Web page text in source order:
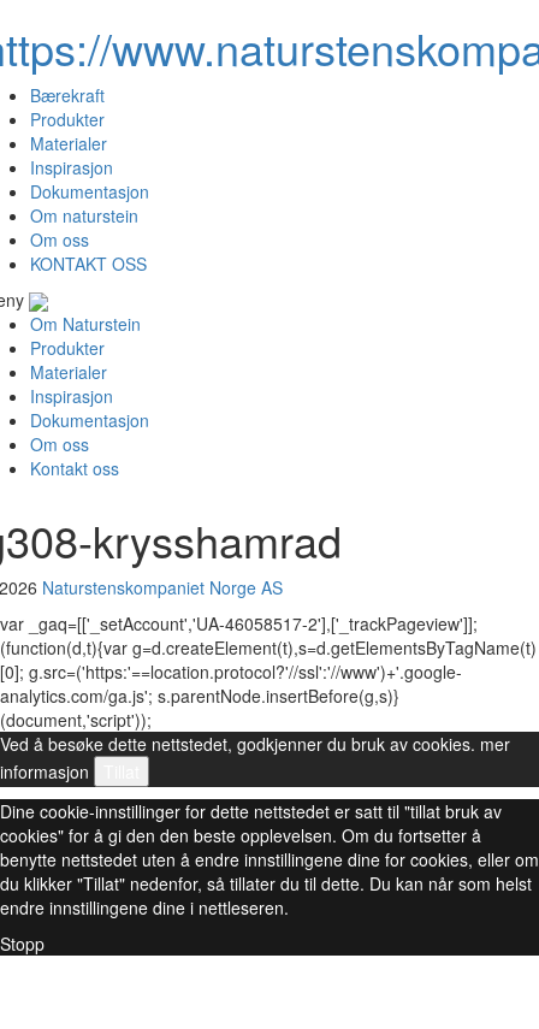
Bærekraft
Produkter
Materialer
Inspirasjon
Dokumentasjon
Om naturstein
Om oss
KONTAKT OSS
Om Naturstein
Produkter
Materialer
Inspirasjon
Dokumentasjon
Om oss
Kontakt oss
krysshamrad
Naturstenskompaniet Norge AS
var _gaq=[['_setAccount','UA-46058517-2'],['_trackPageview']];
(function(d,t){var g=d.createElement(t),s=d.getElementsByTagName(t)
[0]; g.src=('https:'==location.protocol?'//ssl':'//www')+'.google-
analytics.com/ga.js'; s.parentNode.insertBefore(g,s)}
(document,'script'));
Ved å besøke dette nettstedet, godkjenner du bruk av cookies. mer
informasjon
Dine cookie-innstillinger for dette nettstedet er satt til "tillat bruk av
cookies" for å gi den den beste opplevelsen. Om du fortsetter å
benytte nettstedet uten å endre innstillingene dine for cookies, eller om
du klikker "Tillat" nedenfor, så tillater du til dette. Du kan når som helst
endre innstillingene dine i nettleseren.
Stopp